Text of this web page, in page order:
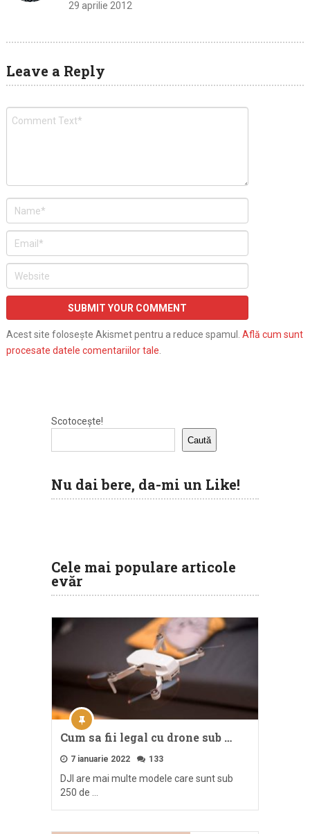
29 aprilie 2012
Leave a Reply
Acest site folosește Akismet pentru a reduce spamul. Află cum sunt
procesate datele comentariilor tale
Scotocește!
Caută
Nu dai bere, da-mi un Like!
Cele mai populare articole
evăr
Cum sa fii legal cu drone sub …
7 ianuarie 2022 133
DJI are mai multe modele care sunt sub
250 de …